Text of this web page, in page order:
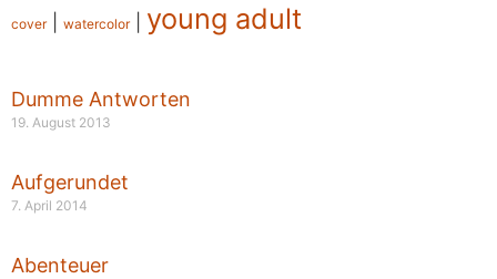
cover| watercolor| young adult
Dumme Antworten
19. August 2013
Aufgerundet
7. April 2014
Abenteuer